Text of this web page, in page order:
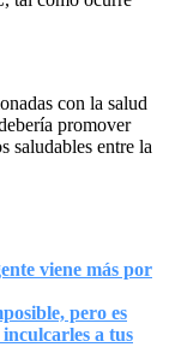
con la salud
promover
saludables entre la
viene más por
pero es
a tus